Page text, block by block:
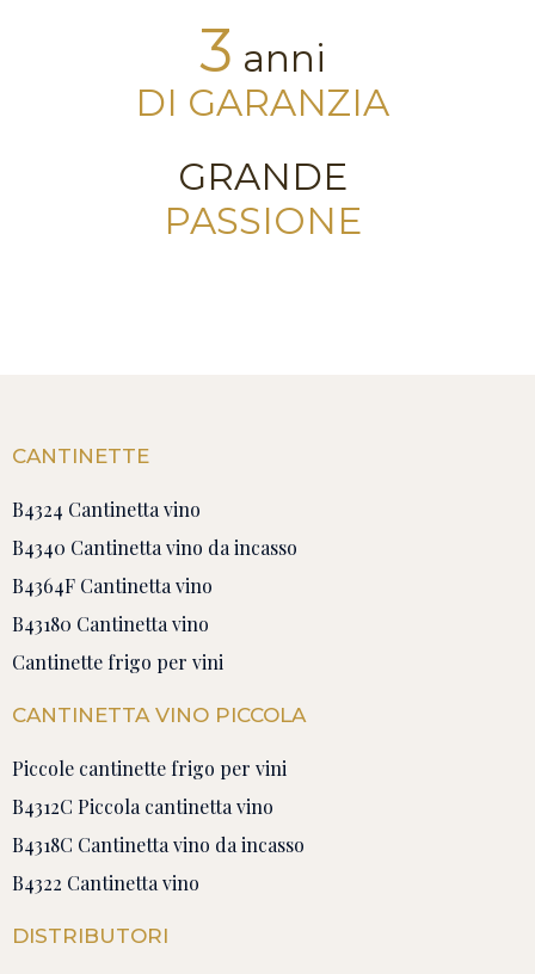
3 anni
DI GARANZIA
GRANDE
PASSIONE
CANTINETTE
B4324 Cantinetta vino
B4340 Cantinetta vino da incasso
B4364F Cantinetta vino
B43180 Cantinetta vino
Cantinette frigo per vini
CANTINETTA VINO PICCOLA
Piccole cantinette frigo per vini
B4312C Piccola cantinetta vino
B4318C Cantinetta vino da incasso
B4322 Cantinetta vino
DISTRIBUTORI